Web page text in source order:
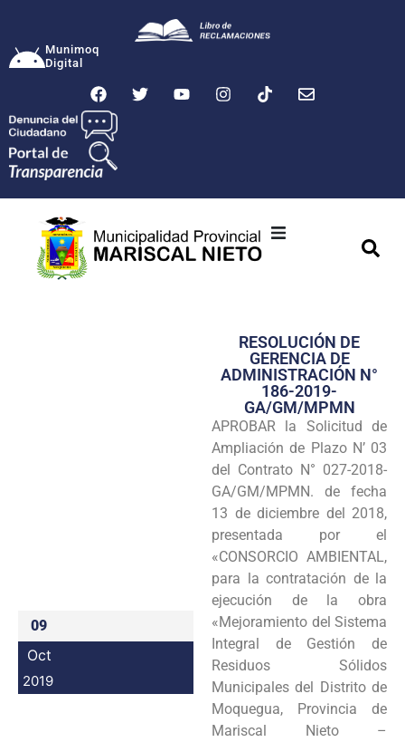
Munimoq
Digital
Transparencia
Seguridad
Programas
Intranet
09
Oct
2019
RESOLUCIÓN DE
GERENCIA DE
ADMINISTRACIÓN N°
186-2019-
GA/GM/MPMN
APROBAR la Solicitud de
Ampliación de Plazo N’ 03
del Contrato N° 027-2018-
GA/GM/MPMN. de fecha
13 de diciembre del 2018,
presentada por el
«CONSORCIO AMBIENTAL,
para la contratación de la
ejecución de la obra
«Mejoramiento del Sistema
Integral de Gestión de
Residuos Sólidos
Municipales del Distrito de
Moquegua, Provincia de
Mariscal Nieto –